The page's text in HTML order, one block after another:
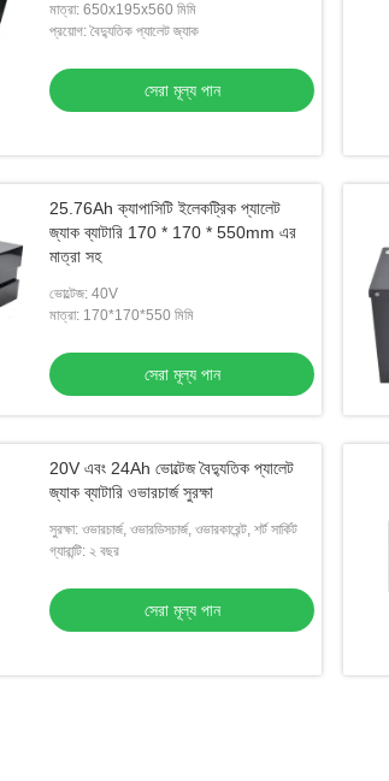
মাত্রা: 650x195x560 মিমি
প্রয়োগ: বৈদ্যুতিক প্যালেট জ্যাক
সেরা মূল্য পান
25.76Ah ক্যাপাসিটি ইলেকট্রিক প্যালেট
জ্যাক ব্যাটারি 170 * 170 * 550mm এর
মাত্রা সহ
ভোল্টেজ: 40V
মাত্রা: 170*170*550 মিমি
সেরা মূল্য পান
20V এবং 24Ah ভোল্টেজ বৈদ্যুতিক প্যালেট
জ্যাক ব্যাটারি ওভারচার্জ সুরক্ষা
সুরক্ষা: ওভারচার্জ, ওভারডিসচার্জ, ওভারকারেন্ট, শর্ট সার্কিট
গ্যারান্টি: ২ বছর
সেরা মূল্য পান